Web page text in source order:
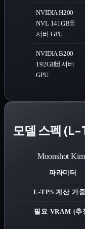
NVIDIA H200
NVL 141GB🗄️
서버 GPU
NVIDIA B200
192GB🗄️ 서버
GPU
모델 스펙 (L-
Moonshot
파라미터
L-TPS 계산 가중
필요 VRAM (추